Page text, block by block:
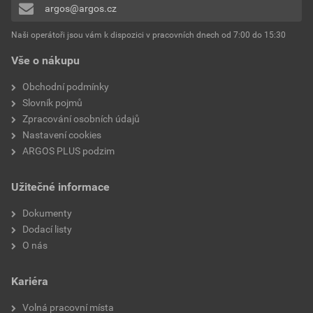
Délka pouzdra 6 mm
Pro vedení odolná proti
zkratu
S identifikační vlaječkou
Materiál izolace
Přidávat hodnocení může pouze přihlášený uživatel.
Vše o nákupu
Obchodní podmínky
Slovník pojmů
Zpracování osobních údajů
Nastavení cookies
ARGOS PLUS podzim
Užitečné informace
Dokumenty
Dodací listy
O nás
Kariéra
Volná pracovní místa
argos@argos.cz
Naši operátoři jsou vám k dispozici v pracovních dnech od 7:00 do 15:30